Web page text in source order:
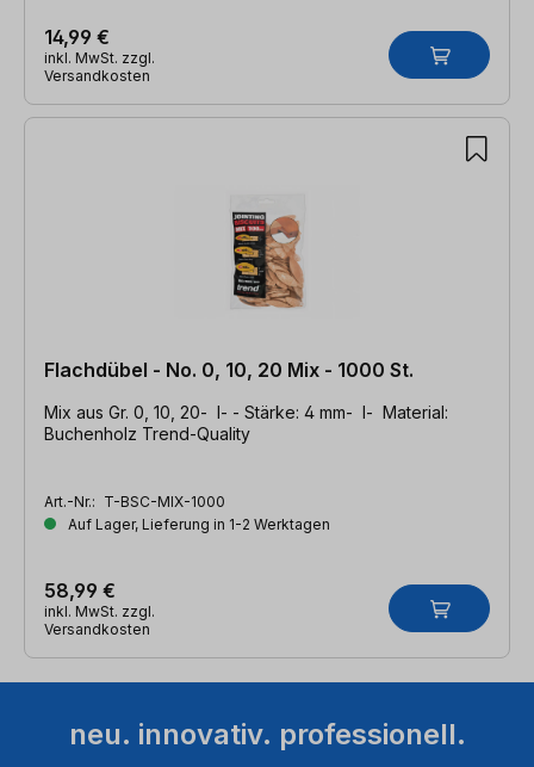
14,99 €
inkl. MwSt. zzgl.
Versandkosten
Flachdübel - No. 0, 10, 20 Mix - 1000 St.
Mix aus Gr. 0, 10, 20- l- - Stärke: 4 mm- l- Material:
Buchenholz Trend-Quality
Art.-Nr.: T-BSC-MIX-1000
Auf Lager, Lieferung in 1-2 Werktagen
58,99 €
inkl. MwSt. zzgl.
Versandkosten
neu. innovativ. professionell.